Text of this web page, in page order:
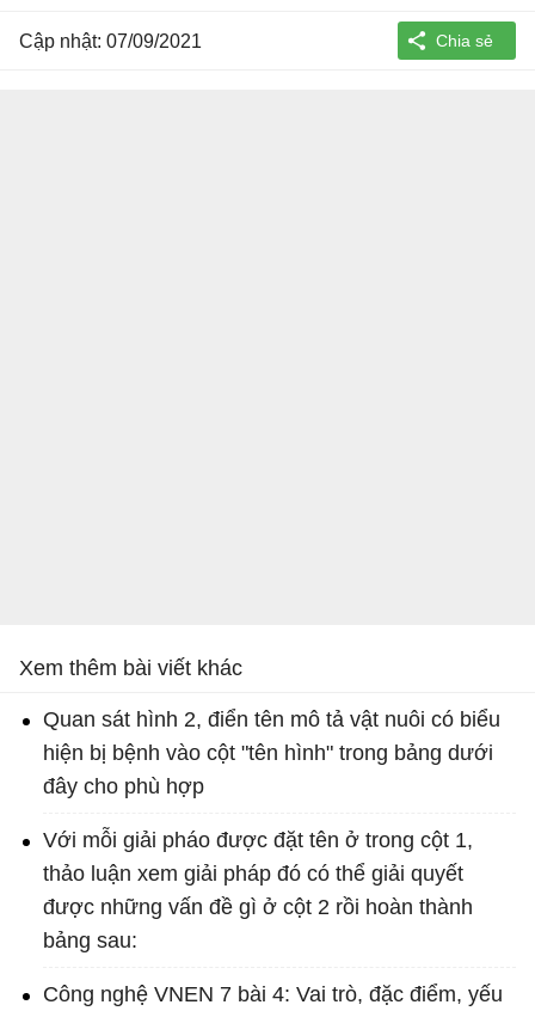
Cập nhật: 07/09/2021
Xem thêm bài viết khác
Quan sát hình 2, điển tên mô tả vật nuôi có biểu
hiện bị bệnh vào cột "tên hình" trong bảng dưới
đây cho phù hợp
Với mỗi giải pháo được đặt tên ở trong cột 1,
thảo luận xem giải pháp đó có thể giải quyết
được những vấn đề gì ở cột 2 rồi hoàn thành
bảng sau:
Công nghệ VNEN 7 bài 4: Vai trò, đặc điểm, yếu